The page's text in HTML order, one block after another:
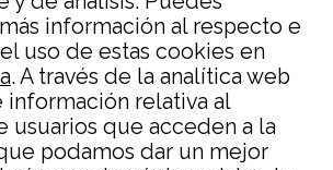
información al respecto e
uso de estas cookies en
. A través de la analítica web
información relativa al
usuarios que acceden a la
podamos dar un mejor